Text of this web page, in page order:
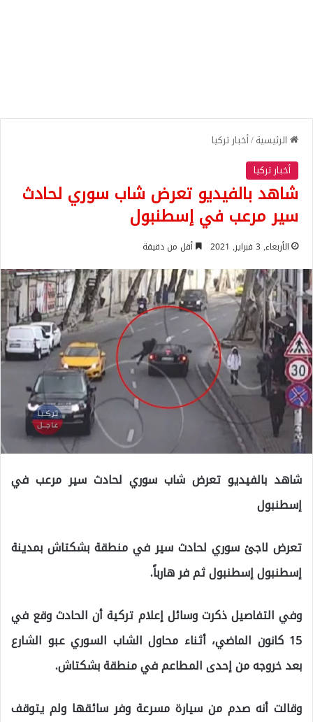
الرئيسية/أخبار تركيا
أخبار تركيا
شاهد بالفيديو تعرض شاب سوري لحادث
سير مرعب في إسطنبول
الأربعاء, 3 فبراير, 2021 أقل من دقيقة
شاهد بالفيديو تعرض شاب سوري لحادث سير مرعب في
إسطنبول
تعرض لاجئ سوري لحادث سير في منطقة بشكتاش بمدينة
إسطنبول إسطنبول ثم فر هارباً.
وفي التفاصيل ذكرت وسائل إعلام تركية أن الحادث وقع في
15 كانون الماضي، أثناء محاول الشاب السوري عبو الشارع
بعد خروجه من إحدى المطاعم في منطقة بشكتاش.
وقالت أنه صدم من سيارة مسرعة وفر سائقها ولم يتوقف